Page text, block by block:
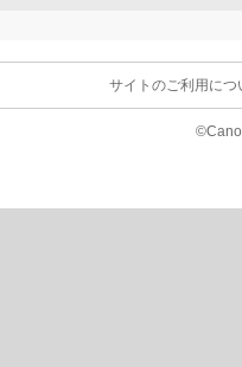
サイトのご利用につ